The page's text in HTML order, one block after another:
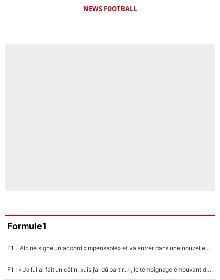
NEWS FOOTBALL
Formule1
F1 - Alpine signe un accord «impensable» et va entrer dans une nouvelle dimension : Grande nouvelle pour Pierre Gasly !
F1 : « Je lui ai fait un câlin, puis j’ai dû partir...», le témoignage émouvant de Max Verstappen sur sa fille